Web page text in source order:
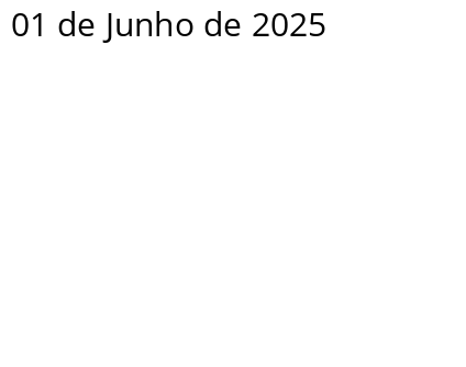
01 de Junho de 2025